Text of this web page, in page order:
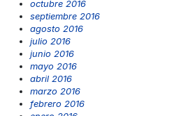
octubre 2016
septiembre 2016
agosto 2016
julio 2016
junio 2016
mayo 2016
abril 2016
marzo 2016
febrero 2016